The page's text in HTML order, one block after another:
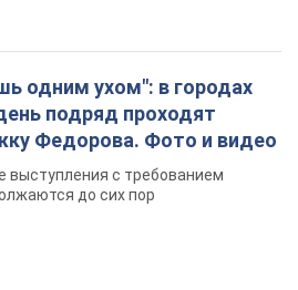
одним ухом": в городах
подряд проходят
Федорова. Фото и видео
выступления с требованием
до сих пор